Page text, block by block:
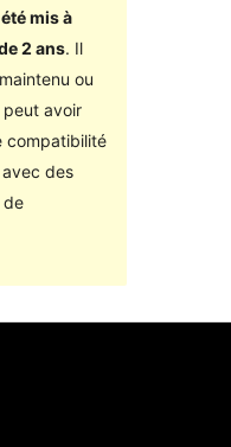
été mis à
2 ans. Il
ou
avoir
compatibilité
avec des
de